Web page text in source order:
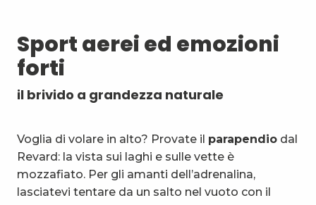
Sport aerei ed emozioni
forti
il brivido a grandezza naturale
Voglia di volare in alto? Provate il parapendio dal
Revard: la vista sui laghi e sulle vette è
mozzafiato. Per gli amanti dell’adrenalina,
lasciatevi tentare da un salto nel vuoto con il